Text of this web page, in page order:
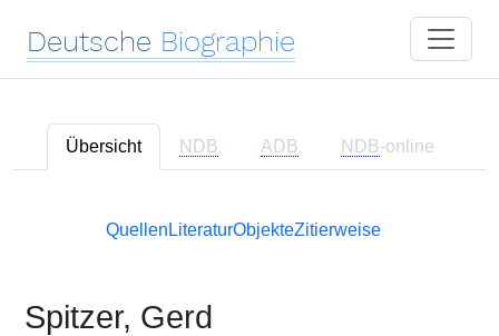
Deutsche Biographie
Übersicht NDB ADB NDB-online
Quellen LiteraturObjekteZitierweise
Spitzer, Gerd